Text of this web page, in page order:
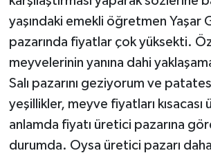
yaşındaki emekli öğretmen Yaşar
pazarında fiyatlar çok yüksekti.
meyvelerinin yanına dahi
Salı pazarını geziyorum ve
yeşillikler, meyve fiyatları kısacası
anlamda fiyatı üretici pazarına
durumda. Oysa üretici pazarı